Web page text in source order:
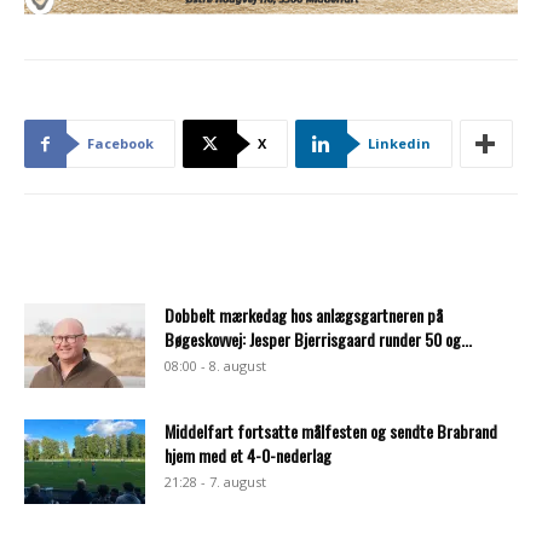
Facebook X Linkedin
Dobbelt mærkedag hos anlægsgartneren på
Bøgeskovvej: Jesper Bjerrisgaard runder 50 og...
08:00 - 8. august
Middelfart fortsatte målfesten og sendte Brabrand
hjem med et 4-0-nederlag
21:28 - 7. august